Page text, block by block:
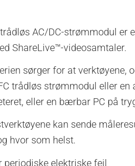
AC/DC-strømmodul
ShareLive™-videosamtaler.
sørger for at
trådløs strømmodul eller
eller en bærbar PC på
kan sende
hvor som helst.
periodiske elektriske feil